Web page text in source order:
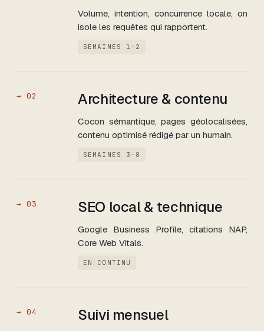
Volume, intention, concurrence locale, on
isole les requêtes qui rapportent.
SEMAINES 1-2
→02 Architecture & contenu
Cocon sémantique, pages géolocalisées,
contenu optimisé rédigé par un humain.
SEMAINES 3-8
→03 SEO local & technique
Google Business Profile, citations NAP,
Core Web Vitals.
EN CONTINU
→04 Suivi mensuel